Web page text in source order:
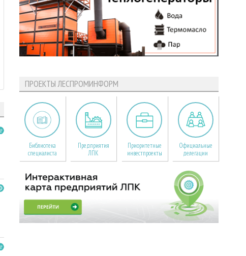
ПРОЕКТЫ ЛЕСПРОМИНФОРМ
Библиотека
специалиста
Предприятия
ЛПК
Приоритетные
инвестпроекты
Официальные
делегации